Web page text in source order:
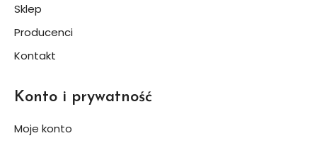
Sklep
Producenci
Kontakt
Konto i prywatność
Moje konto